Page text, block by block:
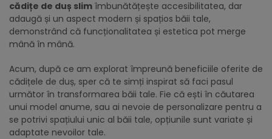
cădițe de duș slim îmbunătățește accesibilitatea, dar
adaugă și un aspect modern și spațios băii tale,
demonstrând că funcționalitatea și estetica pot merge
mână în mână.
Acum, după ce am explorat împreună beneficiile oferite de
cădițele de duș, sper că te simți inspirat să faci pasul
următor în transformarea băii tale. Fie că ești în căutarea
unui model anume, sau ai nevoie de personalizare pentru a
se potrivi spațiului unic al băii tale, opțiunile sunt variate și
adaptate nevoilor tale.